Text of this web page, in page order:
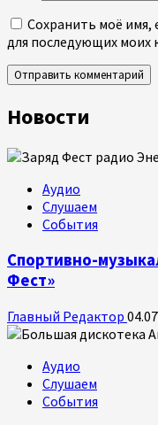
Сохранить моё имя,
для последующих моих
Новости
Аудио
Слушаем
События
Спортивно-
Фест»
Главный Редактор
Аудио
Слушаем
События